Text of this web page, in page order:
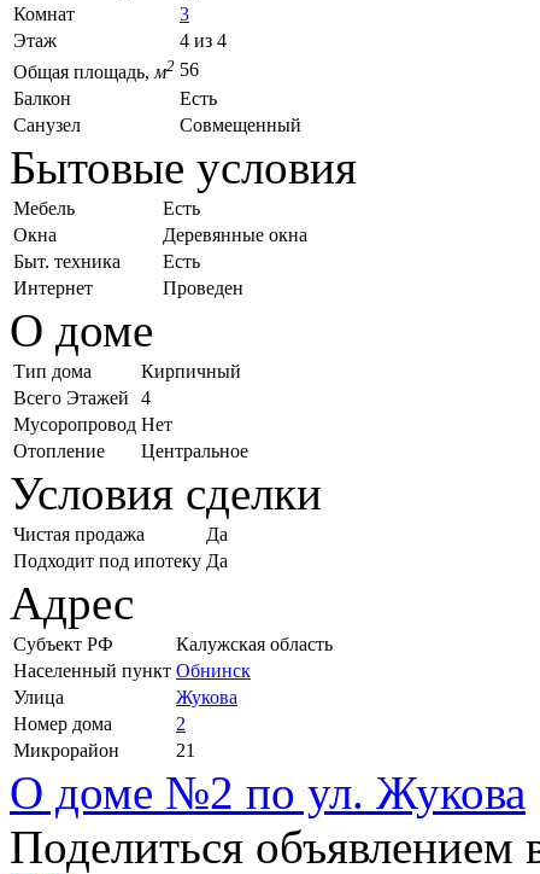
Комнат
3
Этаж
4 из 4
Общая площадь, м2 56
Балкон
Есть
Санузел
Совмещенный
Бытовые условия
Мебель
Есть
Окна
Деревянные окна
Быт. техника
Есть
Интернет
Проведен
О доме
Тип дома
Кирпичный
Всего Этажей
4
Мусоропровод Нет
Отопление
Центральное
Условия сделки
Чистая продажа
Да
Подходит под ипотеку Да
Адрес
Субъект РФ
Калужская область
Населенный пункт Обнинск
Улица
Жукова
Номер дома
2
Микрорайон
21
О доме №2 по ул. Жукова
Поделиться объявлением